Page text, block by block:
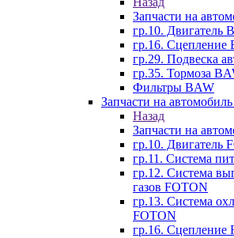
Запчасти на
гр.10. Двигатель
гр.16. Сцепление
гр.29. Подвеска
гр.35. Тормоза
Фильтры BAW
Запчасти на
Назад
Запчасти на
гр.10. Двигатель
гр.11. Система
гр.12. Система
газов FOTON
гр.13. Система
FOTON
гр.16. Сцепление